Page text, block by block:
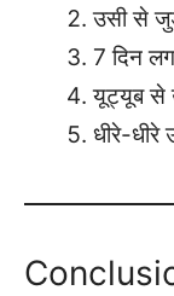
उसी से
7 दिन
यूट्यूब से
धीरे-